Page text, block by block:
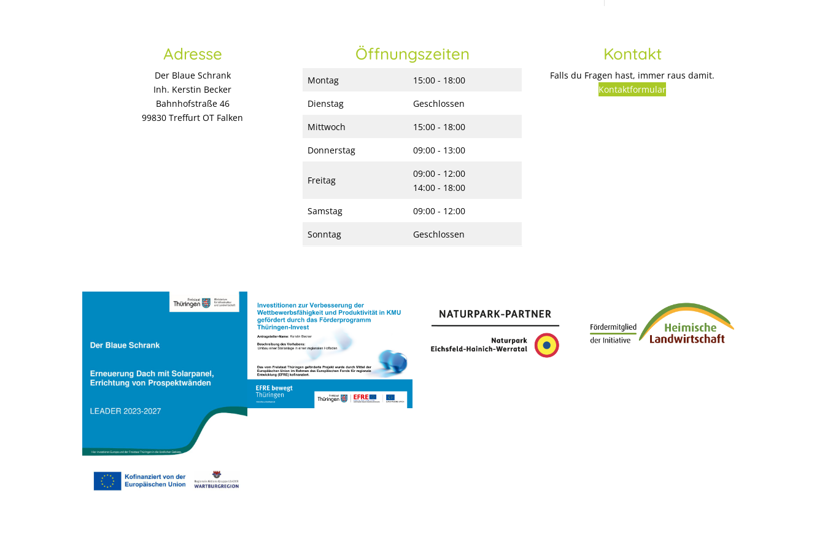
Adresse
Der Blaue Schrank
Inh. Kerstin Becker
Bahnhofstraße 46
99830 Treffurt OT Falken
Öffnungszeiten
Montag
15:00 - 18:00
Dienstag
Geschlossen
Mittwoch
15:00 - 18:00
Donnerstag
09:00 - 13:00
Freitag
09:00 - 12:00
14:00 - 18:00
Samstag
09:00 - 12:00
Sonntag
Geschlossen
Kontakt
Falls du Fragen hast, immer raus damit.
Kontaktformular